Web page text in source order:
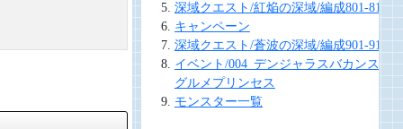
深域クエスト/紅焔の深域/編成801-810
キャンペーン
深域クエスト/蒼波の深域/編成901-910
イベント/004_デンジャラスバカンス！
グルメプリンセス
モンスター一覧